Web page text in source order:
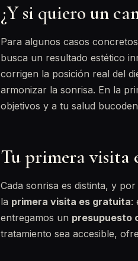
¿Y si quiero un
Para algunos casos
busca un resultado estético
corrigen la posición real del
armonizar la sonrisa. En la
objetivos y a tu salud
Tu primera visita
Cada sonrisa es distinta, y
la primera visita es gratuita:
entregamos un presupuesto
tratamiento sea accesible,